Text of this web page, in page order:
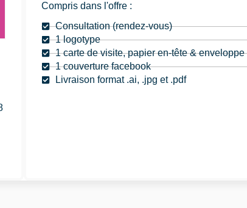
Compris dans l'offre :
Consultation (rendez-vous)
1 logotype
1 carte de visite, papier en-tête & enveloppe
1 couverture facebook
Livraison format .ai, .jpg et .pdf